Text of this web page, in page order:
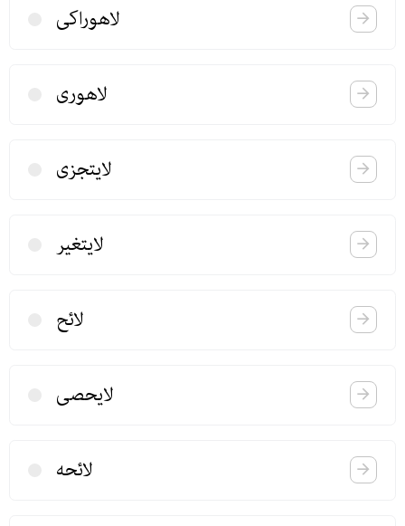
لاهوراكی
لاهوری
لایتجزی
لایتغیر
لائح
لایحصی
لائحه